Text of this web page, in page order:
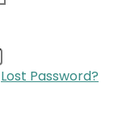
Lost Password?